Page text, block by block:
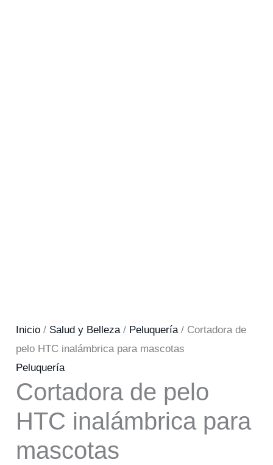
Inicio / Salud y Belleza/ Peluquería/ Cortadora de
pelo HTC inalámbrica para mascotas
Peluquería
Cortadora de pelo
HTC inalámbrica para
mascotas